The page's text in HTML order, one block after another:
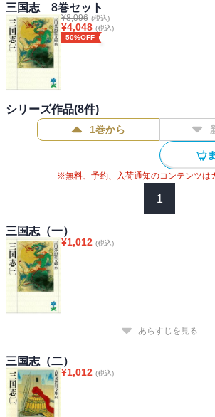
三国志 8巻セット
¥8,096 (税込)
¥4,048 (税込)
50%OFF
シリーズ作品(8件)
1巻から
※無料、予約、入荷通知のコンテンツは
1
三国志（一）
¥1,012 (税込)
あらすじを見る
三国志（二）
¥1,012 (税込)